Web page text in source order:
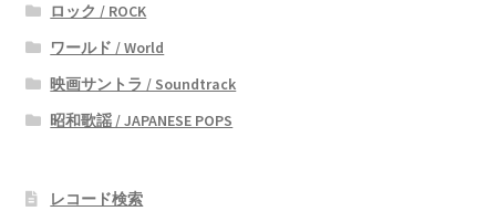
ロック / ROCK
ワールド / World
映画サントラ / Soundtrack
昭和歌謡 / JAPANESE POPS
レコード検索